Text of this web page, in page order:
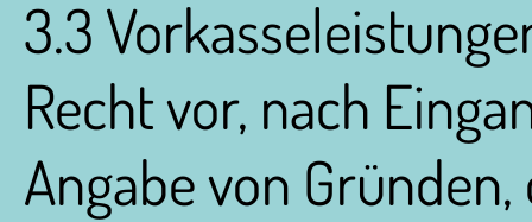
3.3
Recht vor, nach
Angabe von